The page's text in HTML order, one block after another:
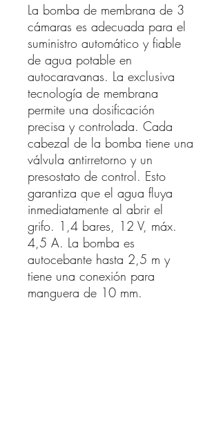
La bomba de membrana de 3
cámaras es adecuada para el
suministro automático y fiable
de agua potable en
autocaravanas. La exclusiva
tecnología de membrana
permite una dosificación
precisa y controlada. Cada
cabezal de la bomba tiene una
válvula antirretorno y un
presostato de control. Esto
garantiza que el agua fluya
inmediatamente al abrir el
grifo. 1,4 bares, 12 V, máx.
4,5 A. La bomba es
autocebante hasta 2,5 m y
tiene una conexión para
manguera de 10 mm.